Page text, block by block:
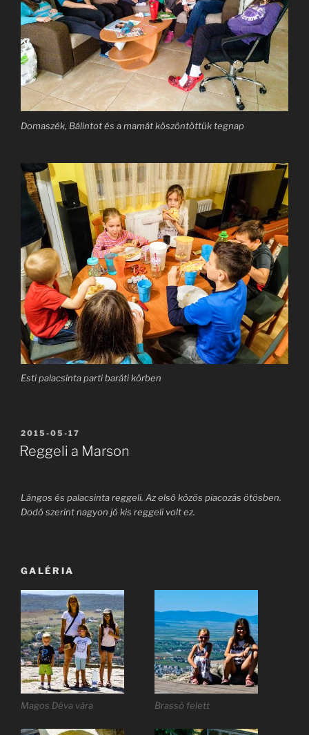
Domaszék, Bálintot és a mamát köszöntöttük tegnap
Esti palacsinta parti baráti körben
BEKÜLDVE:
2015-05-17
Reggeli a Marson
Lángos és palacsinta reggeli. Az első közös piacozás ötösben.
Dodó szerint nagyon jó kis reggeli volt ez.
GALÉRIA
Magos Déva vára Brassó felett